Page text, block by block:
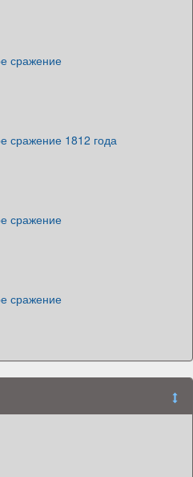
сражение
сражение 1812 года
сражение
сражение